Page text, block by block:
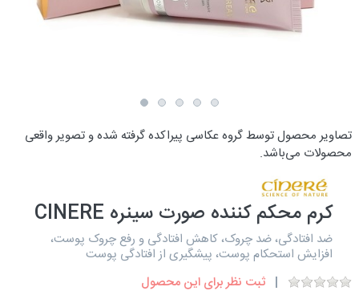
تصاویر محصول توسط گروه عکاسی پیراکده گرفته شده و تصویر واقعی
محصولات می‌باشد.
کرم محکم کننده صورت سینره CINERE
ضد افتادگی، ضد چروک، کاهش افتادگی و رفع چروک پوست،
افزایش استحکام پوست، پیشگیری از افتادگی پوست
ثبت نظر برای این محصول